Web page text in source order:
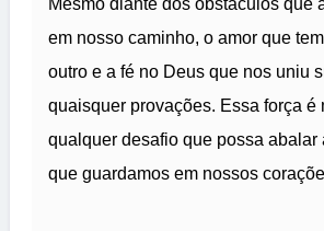
Mesmo diante dos obstáculos que
em nosso caminho, o amor que
outro e a fé no Deus que nos uniu
quaisquer provações. Essa força é
qualquer desafio que possa abalar
que guardamos em nossos